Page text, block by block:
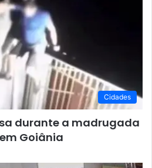
Cidades
durante a madrugada
Goiânia